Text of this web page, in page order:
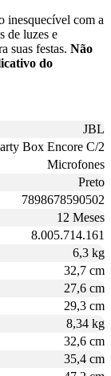
inesquecível com a
de luzes e
suas festas. Não
do
JBL
Box Encore C/2
Microfones
Preto
7898678590502
12 Meses
8.005.714.161
6,3 kg
32,7 cm
27,6 cm
29,3 cm
8,34 kg
32,6 cm
35,4 cm